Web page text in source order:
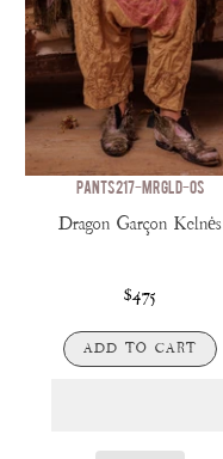
PANTS 217-MRGLD-OS
Dragon Garçon Kelnės
$475
ADD TO CART